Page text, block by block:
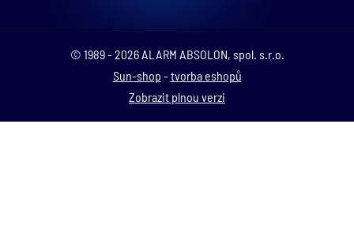
© 1989 - 2026 ALARM ABSOLON, spol. s.r.o.
Sun-shop - tvorba eshopů
Zobrazit plnou verzi